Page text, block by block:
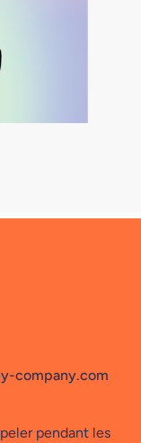
company.com
pendant les